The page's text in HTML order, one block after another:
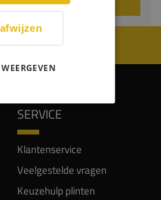
MET EEN 8.8
SERVICE
Klantenservice
Veelgestelde vragen
Keuzehulp plinten